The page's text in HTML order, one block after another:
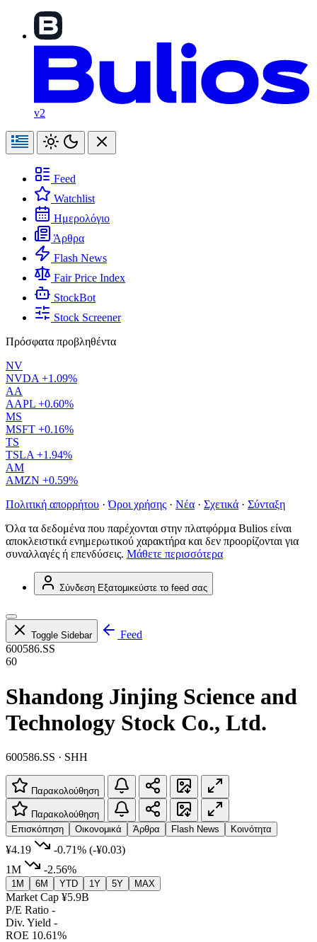
v2
Feed
Watchlist
Ημερολόγιο
Άρθρα
Flash News
Fair Price Index
StockBot
Stock Screener
Πρόσφατα προβληθέντα
NV
NVDA +1.09%
AA
AAPL +0.60%
MS
MSFT +0.16%
TS
TSLA +1.94%
AM
AMZN +0.59%
Πολιτική απορρήτου · Όροι χρήσης · Νέα · Σχετικά · Σύνταξη
Όλα τα δεδομένα που παρέχονται στην πλατφόρμα Bulios είναι
αποκλειστικά ενημερωτικού χαρακτήρα και δεν προορίζονται για
συναλλαγές ή επενδύσεις. Μάθετε περισσότερα
Σύνδεση Εξατομικεύστε το feed σας
Toggle Sidebar
Feed
600586.SS
60
Shandong Jinjing Science and
Technology Stock Co., Ltd.
600586.SS · SHH
Παρακολούθηση
Παρακολούθηση
Επισκόπηση
Οικονομικά Άρθρα Flash News Κοινότητα
¥4.19 -0.71% (-¥0.03)
1M
-2.56%
1M 6M YTD 1Y 5Y MAX
Market Cap ¥5.9B
P/E Ratio -
Div. Yield -
ROE 10.61%